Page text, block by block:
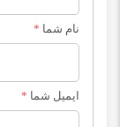
نام شما *
ایمیل شما *